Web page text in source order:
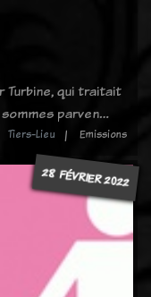
Turbine, qui traitait
parven…
Tiers-Lieu Emissions
28 FÉVRIER 2022